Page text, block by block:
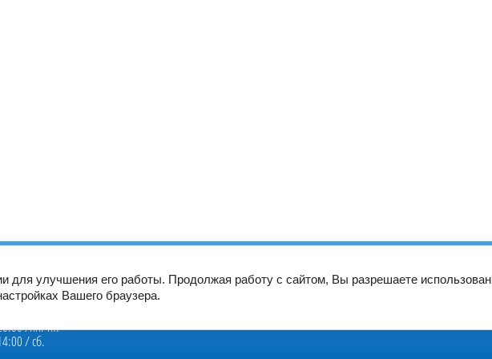
/пн.-пт.
/ сб.
для улучшения его работы. Продолжая работу с сайтом, Вы разрешаете
Вашего браузера.